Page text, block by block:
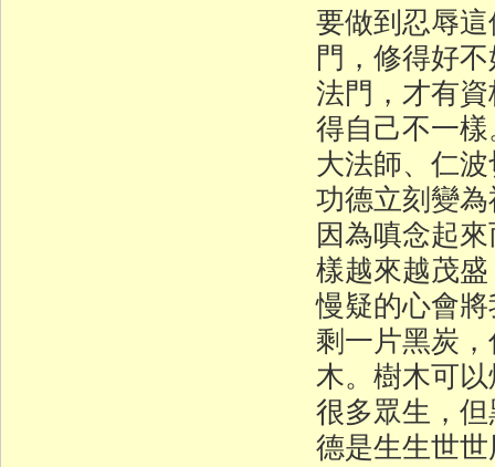
要做到忍辱
門，修得好
法門，才有
得自己不一
大法師、仁
功德立刻變
因為嗔念起
樣越來越茂
慢疑的心會
剩一片黑炭
木。樹木可
很多眾生，
德是生生世